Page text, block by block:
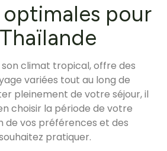
optimales pour
son climat tropical, offre des
variées tout au long de
pleinement de votre séjour, il
choisir la période de votre
de vos préférences et des
pratiquer.